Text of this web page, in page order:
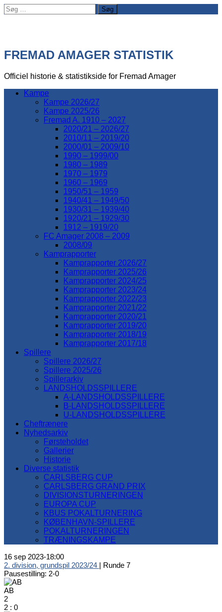
Søg
efter:
FREMAD AMAGER STATISTIK
Officiel historie & statistikside for Fremad Amager
Kampe
Kampe 2026/27
Kampe 2025/26
Fremad A. 1910 – 2027
2020/21 – 2026/27
2010/11 – 2019/20
2000/01 – 2009/10
1990 – 1999/00
1980 – 1989
1970 – 1979
1960 – 1969
1950/51 – 1959
1940/41 – 1949/50
1930/31 – 1939/40
1920/21 – 1929/30
1912 – 1919/20
FC Amager 2008 – 2009
2008/09
Kamprapporter
Kamprapporter 2026/27
Kamprapporter 2025/26
Kamprapporter 2024/25
Kamprapporter 2023/24
Kamprapporter 2022/23
Kamprapporter 2021/22
Kamprapporter 2020/21
Kamprapporter 2019/20
Kamprapporter 2018/19
Kamprapporter 2017/18
Spillere
Spillere 2026/27
Spillere 2025/26
Spillerarkiv
LANDSHOLDSSPILLERE
A-LANDSHOLDSSPILLERE
B-LANDSHOLDSSPILLERE
U-LANDSHOLDSSPILLERE
Cheftrænere
Nyhedsarkiv
Førsteholdet
Gallerier
Historie
Diverse statistik
CARLSBERG CUP
CARLSBERG GRAND PRIX
DIVISIONSTURNERINGEN
EUROPA CUP
KBUS POKALTURNERING
KØBENHAVN-SPILLERE
POKALTURNERINGEN
TRÆNINGSKAMPE
16 sep 2023-18:00
2. division, grundspil 2023/24 | Runde 7
Pausestilling: 2-0
AB
2
2 : 0